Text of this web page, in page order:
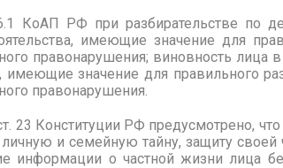
КоАП РФ при разбирательстве по
имеющие значение для
правонарушения; виновность
имеющие значение для правильного
правонарушения.
23 Конституции РФ предусмотрено,
и семейную тайну, защиту
информации о частной жизни лица